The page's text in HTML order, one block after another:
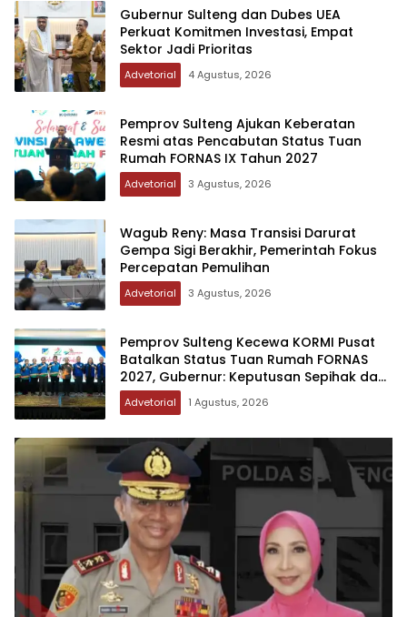
Gubernur Sulteng dan Dubes UEA
Perkuat Komitmen Investasi, Empat
Sektor Jadi Prioritas
Advetorial 4 Agustus, 2026
Pemprov Sulteng Ajukan Keberatan
Resmi atas Pencabutan Status Tuan
Rumah FORNAS IX Tahun 2027
Advetorial 3 Agustus, 2026
Wagub Reny: Masa Transisi Darurat
Gempa Sigi Berakhir, Pemerintah Fokus
Percepatan Pemulihan
Advetorial 3 Agustus, 2026
Pemprov Sulteng Kecewa KORMI Pusat
Batalkan Status Tuan Rumah FORNAS
2027, Gubernur: Keputusan Sepihak dan
Tanpa Koordinasi
Advetorial 1 Agustus, 2026